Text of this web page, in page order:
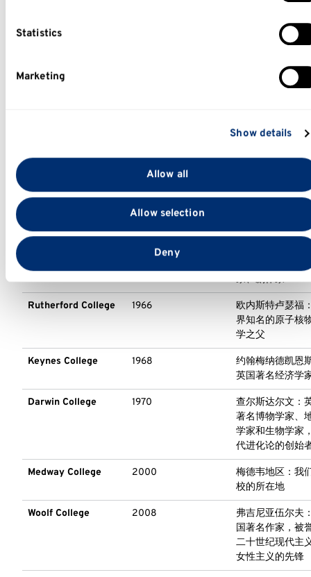
characteristics (fingerprinting)
share information about your use of our site with our social
it with other information that you’ve provided to them or
that they’ve collected from your use of their services.
Statistics
Marketing
Show details
Allow all
Allow selection
Deny
肯特大学是英国高等学府中仅有的七所书院制大学
我们的七间书院分别是：
家、剧作家
Rutherford College 1966
欧内斯特·卢瑟福
界知名的原子核
学之父
Keynes College 1968
约翰·梅纳德·凯恩
英国著名经济学
Darwin College 1970
查尔斯·达尔文：
著名博物学家、
学家和生物学家
代进化论的创始
Medway College 2000
梅德韦地区：我
校的所在地
Woolf College 2008
弗吉尼亚·伍尔夫
国著名作家，被
二十世纪现代主
女性主义的先锋